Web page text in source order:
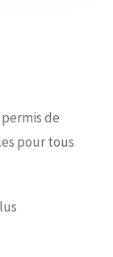
de
pour tous